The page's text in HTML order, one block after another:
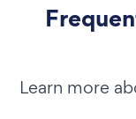
Learn more